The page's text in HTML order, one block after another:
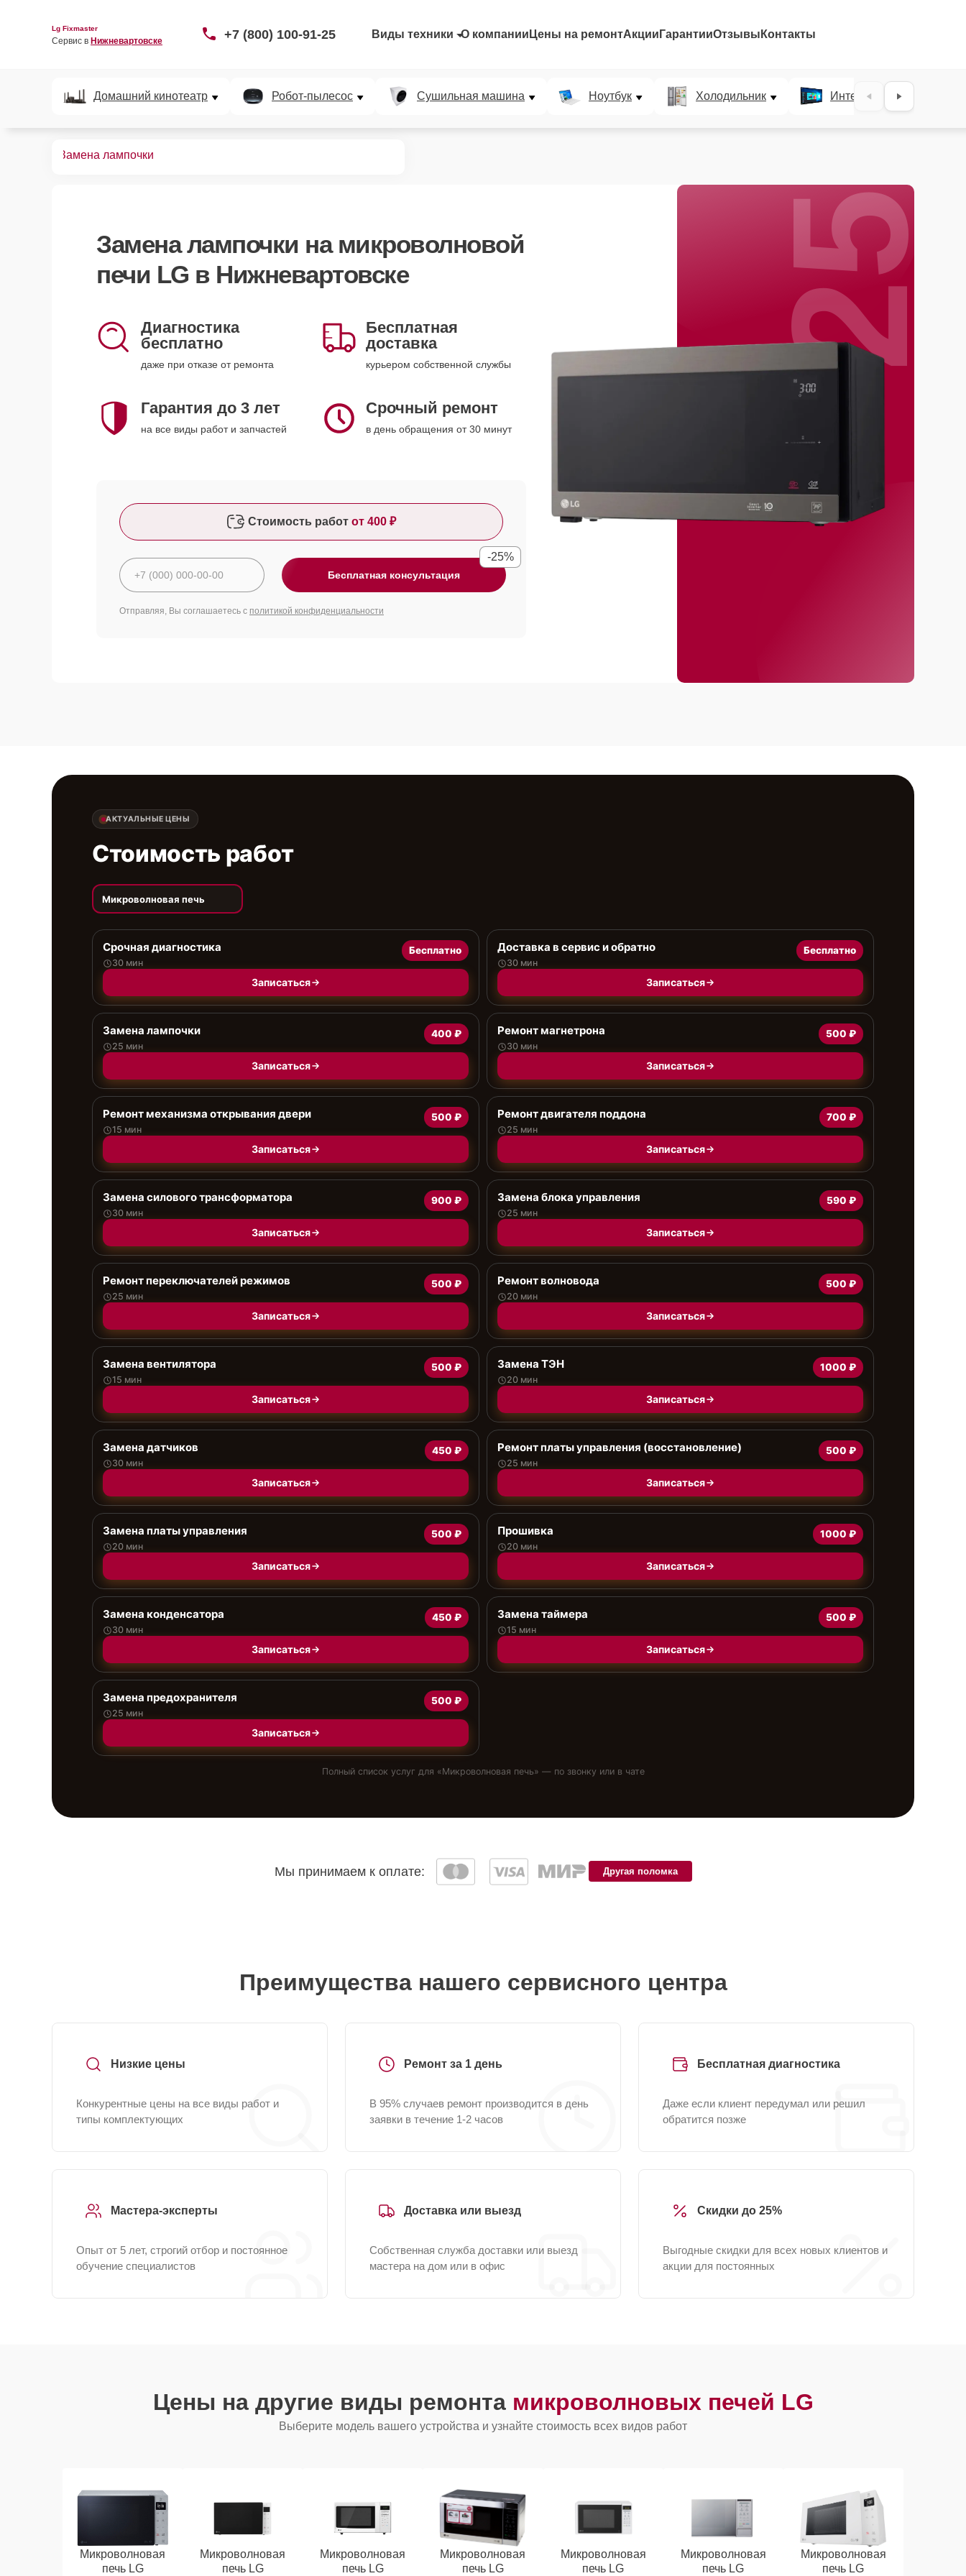
Lg Fixmaster
Сервис в Нижневартовске +7 (800) 100-91-25 Виды техники О компании Цены на ремонтАкции ГарантииОтзывы Контакты
Домашний кинотеатр Робот-пылесос Сушильная машина Ноутбук Холодильник Интерактивные панели
Замена лампочки
Замена лампочки на микроволновой
печи LG в Нижневартовске
Диагностика
бесплатно
даже при отказе от ремонта
Бесплатная
доставка
курьером собственной службы
Гарантия до 3 лет
на все виды работ и запчастей
Срочный ремонт
в день обращения от 30 минут
Стоимость работ от 400 ₽
Бесплатная консультация
-25%
Отправляя, Вы соглашаетесь с политикой конфиденциальности
25%
АКТУАЛЬНЫЕ ЦЕНЫ
Стоимость работ
Микроволновая печь
Срочная диагностика
30 мин
Бесплатно
Записаться
Доставка в сервис и обратно
30 мин
Бесплатно
Записаться
Замена лампочки
25 мин
400 ₽
Записаться
Ремонт магнетрона
30 мин
500 ₽
Записаться
Ремонт механизма открывания двери
15 мин
500 ₽
Записаться
Ремонт двигателя поддона
25 мин
700 ₽
Записаться
Замена силового трансформатора
30 мин
900 ₽
Записаться
Замена блока управления
25 мин
590 ₽
Записаться
Ремонт переключателей режимов
25 мин
500 ₽
Записаться
Ремонт волновода
20 мин
500 ₽
Записаться
Замена вентилятора
15 мин
500 ₽
Записаться
Замена ТЭН
20 мин
1000 ₽
Записаться
Замена датчиков
30 мин
450 ₽
Записаться
Ремонт платы управления (восстановление)
25 мин
500 ₽
Записаться
Замена платы управления
20 мин
500 ₽
Записаться
Прошивка
20 мин
1000 ₽
Записаться
Замена конденсатора
30 мин
450 ₽
Записаться
Замена таймера
15 мин
500 ₽
Записаться
Замена предохранителя
25 мин
500 ₽
Записаться
Полный список услуг для «Микроволновая печь» — по звонку или в чате
Мы принимаем к оплате: Другая поломка
Преимущества нашего сервисного центра
Низкие цены
Конкурентные цены на все виды работ и
типы комплектующих
Ремонт за 1 день
В 95% случаев ремонт производится в день
заявки в течение 1-2 часов
Бесплатная диагностика
Даже если клиент передумал или решил
обратится позже
Мастера-эксперты
Опыт от 5 лет, строгий отбор и постоянное
обучение специалистов
Доставка или выезд
Собственная служба доставки или выезд
мастера на дом или в офис
Скидки до 25%
Выгодные скидки для всех новых клиентов и
акции для постоянных
Цены на другие виды ремонта микроволновых печей LG
Выберите модель вашего устройства и узнайте стоимость всех видов работ
Микроволновая
печь LG
Микроволновая
печь LG
Микроволновая
печь LG
Микроволновая
печь LG
Микроволновая
печь LG
Микроволновая
печь LG
Микроволновая
печь LG